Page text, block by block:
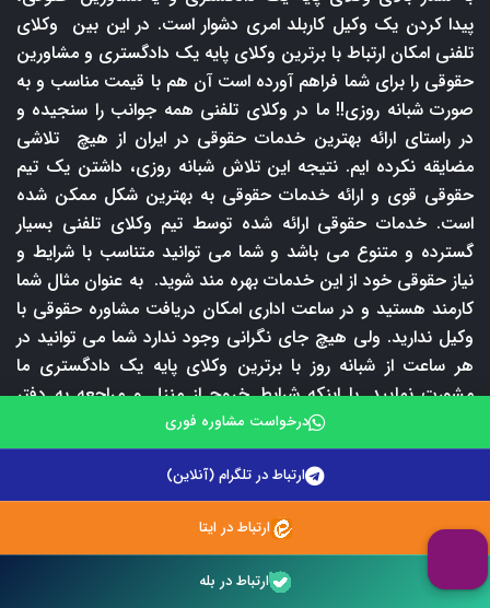
پیدا کردن یک وکیل کاربلد امری دشوار است. در این بین وکلای
تلفنی امکان ارتباط با برترین وکلای پایه یک دادگستری و مشاورین
حقوقی را برای شما فراهم آورده است آن هم با قیمت مناسب و به
صورت شبانه روزی!! ما در وکلای تلفنی همه جوانب را سنجیده و
در راستای ارائه بهترین خدمات حقوقی در ایران از هیچ تلاشی
مضایقه نکرده ایم. نتیجه این تلاش شبانه روزی، داشتن یک تیم
حقوقی قوی و ارائه خدمات حقوقی به بهترین شکل ممکن شده
است. خدمات حقوقی ارائه شده توسط تیم وکلای تلفنی بسیار
گسترده و متنوع می باشد و شما می توانید متناسب با شرایط و
نیاز حقوقی خود از این خدمات بهره مند شوید. به عنوان مثال شما
کارمند هستید و در ساعت اداری امکان دریافت مشاوره حقوقی با
وکیل ندارید. ولی هیچ جای نگرانی وجود ندارد شما می توانید در
هر ساعت از شبانه روز با برترین وکلای پایه یک دادگستری ما
مشورت نمایید. یا اینکه شرایط خروج از منزل و مراجعه به دفتر
وکیل برای دریافت مشاوره حقوقی حضوری ندارید در این صورت
نیز می توانید با شماره 09212242670 و یا 02147625900 تماس
بگیرید و از خدمات مشاوره حقوقی تلفنی ما بهره مند شوید.
طبیعتا دریافت مشاوره حقوقی تلفنی مستلزم پرداخت حق
تومان می توانید به مدت 5 دقیقه با وکیل و یا مشاور حقوقی
مشورت نمایید. گاهی مواقع نیز شما در شرایطی قرار می گیرید که
درخواست مشاوره فوری
ارتباط در تلگرام (آنلاین)
ارتباط در ایتا
ارتباط در بله